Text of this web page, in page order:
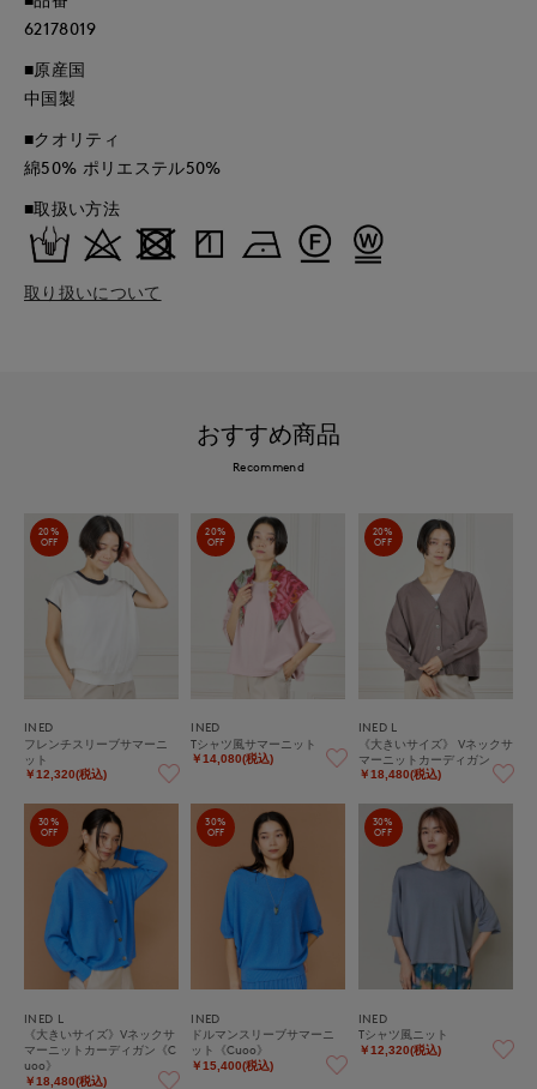
62178019
■原産国
中国製
■クオリティ
綿50% ポリエステル50%
■取扱い方法
取り扱いについて
おすすめ商品
Recommend
20%
OFF
INED
フレンチスリーブサマーニ
ット
￥12,320(税込)
20%
OFF
INED
Tシャツ風サマーニット
￥14,080(税込)
20%
OFF
INED L
《大きいサイズ》 Vネックサ
マーニットカーディガン
￥18,480(税込)
30%
OFF
INED L
《大きいサイズ》Vネックサ
マーニットカーディガン《C
uoo》
￥18,480(税込)
30%
OFF
INED
ドルマンスリーブサマーニ
ット《Cuoo》
￥15,400(税込)
30%
OFF
INED
Tシャツ風ニット
￥12,320(税込)